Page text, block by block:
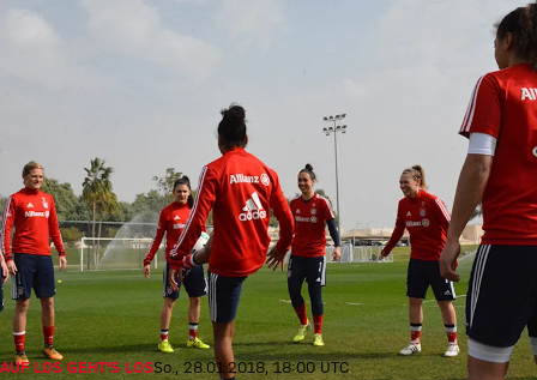
AUF LOS GEHT'S LOSSo., 28.01.2018, 18:00 UTC